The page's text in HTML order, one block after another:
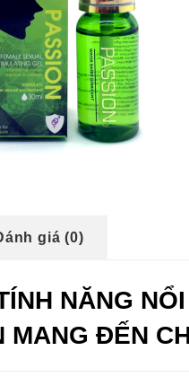
giá (0)
NĂNG
MANG ĐẾN